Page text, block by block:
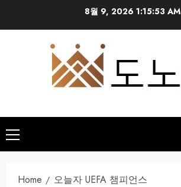
8월 9, 2026 1:15:53 AM
Primary
Menu
Home 오늘자 UEFA 챔피언스